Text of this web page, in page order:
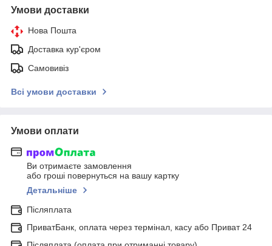
Умови доставки
Нова Пошта
Доставка кур'єром
Самовивіз
Всі умови доставки
Умови оплати
Ви отримаєте замовлення
або гроші повернуться на вашу картку
Детальніше
Післяплата
ПриватБанк, оплата через термінал, касу або Приват 24